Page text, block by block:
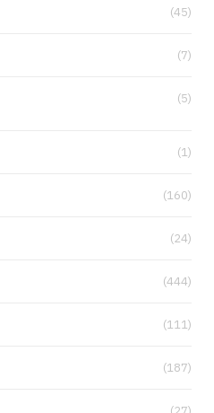
(45)
(7)
(5)
(1)
(160)
(24)
(444)
(111)
(187)